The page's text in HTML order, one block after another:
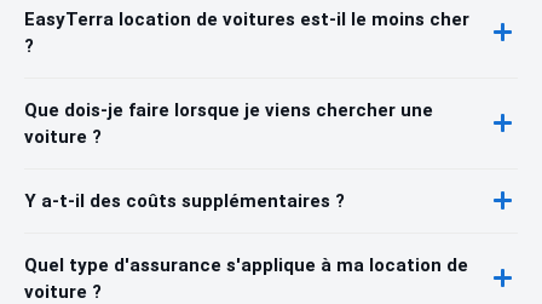
EasyTerra location de voitures est-il le moins cher
?
Que dois-je faire lorsque je viens chercher une
voiture ?
Y a-t-il des coûts supplémentaires ?
Quel type d'assurance s'applique à ma location de
voiture ?